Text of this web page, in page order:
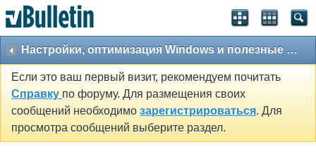
Настройки, оптимизация Windows и полезные утилиты
Если это ваш первый визит, рекомендуем почитать
Справку по форуму. Для размещения своих
сообщений необходимо зарегистрироваться. Для
просмотра сообщений выберите раздел.